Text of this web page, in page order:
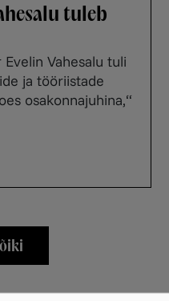
tuleb
Vahesalu tuli
ja tööriistade
osakonnajuhina,“